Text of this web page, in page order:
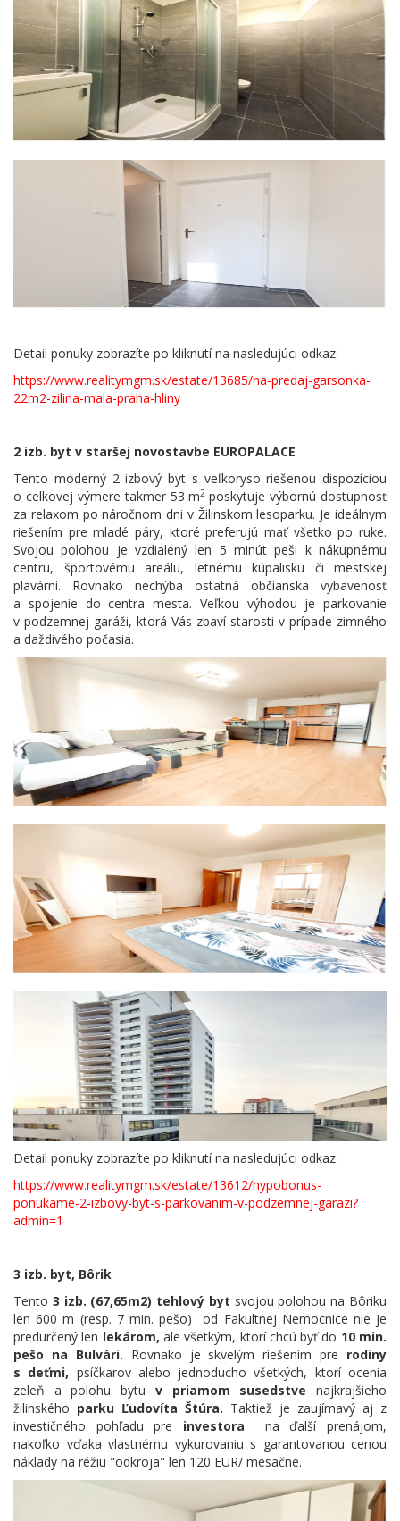
Detail ponuky zobrazíte po kliknutí na nasledujúci odkaz:
https://www.realitymgm.sk/estate/13685/na-predaj-garsonka-
22m2-zilina-mala-praha-hliny
2 izb. byt v staršej novostavbe EUROPALACE
Tento moderný 2 izbový byt s veľkoryso riešenou dispozíciou
o celkovej výmere takmer 53 m2poskytuje výbornú dostupnosť
za relaxom po náročnom dni v Žilinskom lesoparku. Je ideálnym
riešením pre mladé páry, ktoré preferujú mať všetko po ruke.
Svojou polohou je vzdialený len 5 minút peši k nákupnému
centru, športovému areálu, letnému kúpalisku či mestskej
plavárni. Rovnako nechýba ostatná občianska vybavenosť
a spojenie do centra mesta. Veľkou výhodou je parkovanie
v podzemnej garáži, ktorá Vás zbaví starosti v prípade zimného
a daždivého počasia.
Detail ponuky zobrazíte po kliknutí na nasledujúci odkaz:
https://www.realitymgm.sk/estate/13612/hypobonus-
ponukame-2-izbovy-byt-s-parkovanim-v-podzemnej-garazi?
admin=1
3 izb. byt, Bôrik
Tento 3 izb. (67,65m2) tehlový byt svojou polohou na Bôriku
len 600 m (resp. 7 min. pešo) od Fakultnej Nemocnice nie je
predurčený len lekárom, ale všetkým, ktorí chcú byť do 10 min.
pešo na Bulvári. Rovnako je skvelým riešením pre rodiny
s deťmi, psíčkarov alebo jednoducho všetkých, ktorí ocenia
zeleň a polohu bytu v priamom susedstve najkrajšieho
žilinského parku Ľudovíta Štúra. Taktiež je zaujímavý aj z
investičného pohľadu pre investora
na ďalší prenájom,
nakoľko vďaka vlastnému vykurovaniu s garantovanou cenou
náklady na réžiu "odkroja" len 120 EUR/ mesačne.